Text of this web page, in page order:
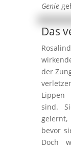
Genie
Das
der
Lippen
sind.
bevor
Doch